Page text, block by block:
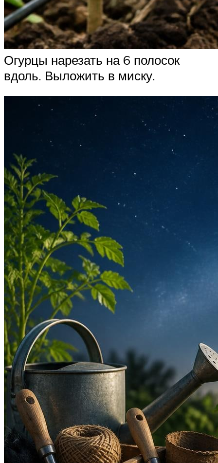
Огурцы нарезать на 6 полосок
вдоль. Выложить в миску.